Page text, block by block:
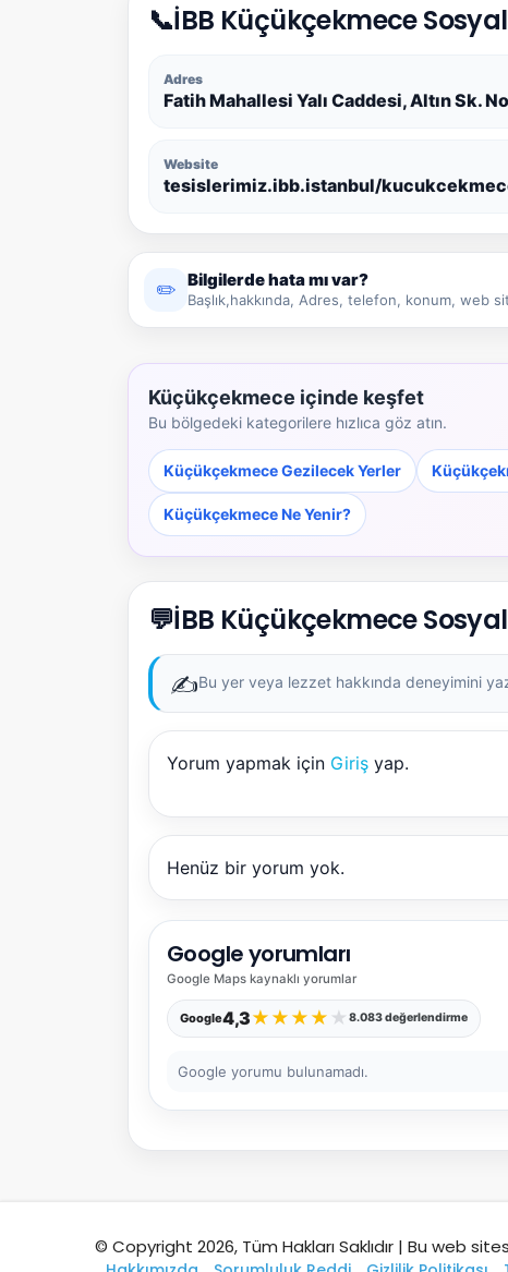
📞İBB Küçükçekmece
Adres
Fatih Mahallesi Yalı Caddesi, Altın Sk.
Website
tesislerimiz.ibb.istanbul/
✏️ Bilgilerde hata mı var?
Başlık,hakkında, Adres, telefon, konum, web
Küçükçekmece içinde keşfet
Bu bölgedeki kategorilere hızlıca göz atın.
Küçükçekmece Gezilecek Yerler
Küçükçekmece Ne Yenir?
💬İBB Küçükçekmece
✍️Bu yer veya lezzet hakkında deneyimini
Yorum yapmak için Giriş yap.
Henüz bir yorum yok.
Google yorumları
Google Maps kaynaklı yorumlar
Google4,3★ ★ ★ ★ ★ 8.083 değerlendirme
Google yorumu bulunamadı.
© Copyright 2026, Tüm Hakları Saklıdır | Bu web